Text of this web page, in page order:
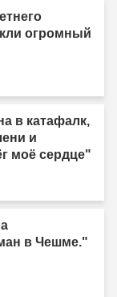
огромный
в катафалк,
и
моё сердце"
в Чешме."